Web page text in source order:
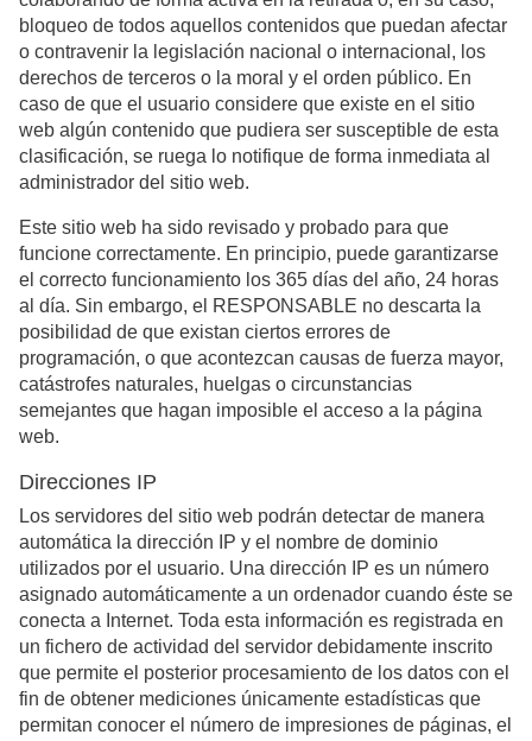
bloqueo de todos aquellos contenidos que puedan afectar
o contravenir la legislación nacional o internacional, los
derechos de terceros o la moral y el orden público. En
caso de que el usuario considere que existe en el sitio
web algún contenido que pudiera ser susceptible de esta
clasificación, se ruega lo notifique de forma inmediata al
administrador del sitio web.
Este sitio web ha sido revisado y probado para que
funcione correctamente. En principio, puede garantizarse
el correcto funcionamiento los 365 días del año, 24 horas
al día. Sin embargo, el RESPONSABLE no descarta la
posibilidad de que existan ciertos errores de
programación, o que acontezcan causas de fuerza mayor,
catástrofes naturales, huelgas o circunstancias
semejantes que hagan imposible el acceso a la página
web.
Direcciones IP
Los servidores del sitio web podrán detectar de manera
automática la dirección IP y el nombre de dominio
utilizados por el usuario. Una dirección IP es un número
asignado automáticamente a un ordenador cuando éste se
conecta a Internet. Toda esta información es registrada en
un fichero de actividad del servidor debidamente inscrito
que permite el posterior procesamiento de los datos con el
fin de obtener mediciones únicamente estadísticas que
permitan conocer el número de impresiones de páginas, el